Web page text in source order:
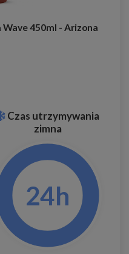
450ml - Arizona
Czas utrzymywania
zimna
24h